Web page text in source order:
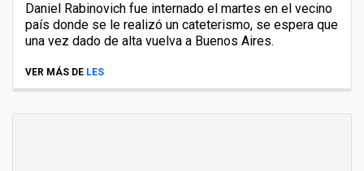
Daniel Rabinovich fue internado el martes en el vecino
país donde se le realizó un cateterismo, se espera que
una vez dado de alta vuelva a Buenos Aires.
VER MÁS DE LES